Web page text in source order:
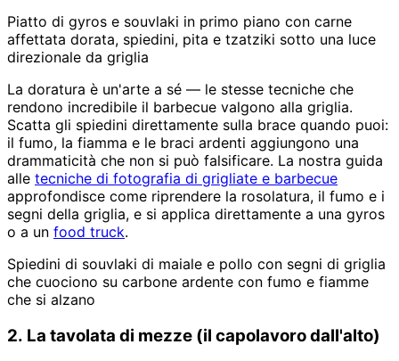
Piatto di gyros e souvlaki in primo piano con carne
affettata dorata, spiedini, pita e tzatziki sotto una luce
direzionale da griglia
La doratura è un'arte a sé — le stesse tecniche che
rendono incredibile il barbecue valgono alla griglia.
Scatta gli spiedini direttamente sulla brace quando puoi:
il fumo, la fiamma e le braci ardenti aggiungono una
drammaticità che non si può falsificare. La nostra guida
alle tecniche di fotografia di grigliate e barbecue
approfondisce come riprendere la rosolatura, il fumo e i
segni della griglia, e si applica direttamente a una gyros
o a un food truck.
Spiedini di souvlaki di maiale e pollo con segni di griglia
che cuociono su carbone ardente con fumo e fiamme
che si alzano
2. La tavolata di mezze (il capolavoro dall'alto)